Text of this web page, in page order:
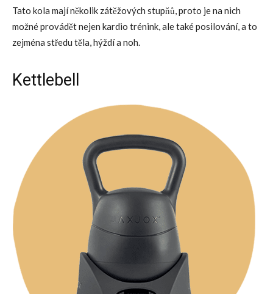
Tato kola mají několik zátěžových stupňů, proto je na nich
možné provádět nejen kardio trénink, ale také posilování, a to
zejména středu těla, hýždí a noh.
Kettlebell